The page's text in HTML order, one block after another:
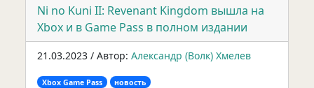
Ni no Kuni II: Revenant Kingdom вышла на
Xbox и в Game Pass в полном издании
21.03.2023 / Автор: Александр (Волк) Хмелев
Xbox Game Pass новость